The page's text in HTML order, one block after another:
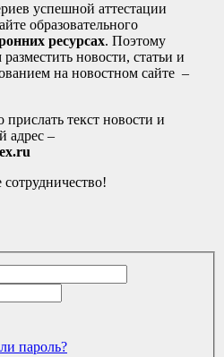
успешной аттестации
образовательного
ресурсах. Поэтому
новости, статьи и
на новостном сайте –
текст новости и
адрес –
пароль?